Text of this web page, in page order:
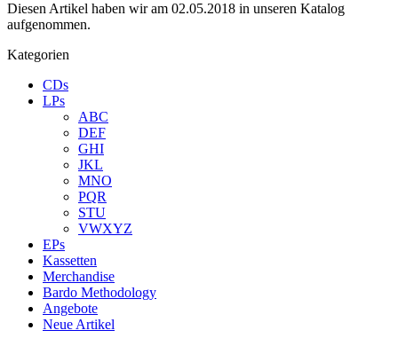
Diesen Artikel haben wir am 02.05.2018 in unseren Katalog
aufgenommen.
Kategorien
CDs
LPs
ABC
DEF
GHI
JKL
MNO
PQR
STU
VWXYZ
EPs
Kassetten
Merchandise
Bardo Methodology
Angebote
Neue Artikel